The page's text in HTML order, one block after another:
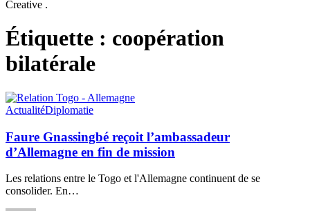
Creative .
Étiquette : coopération
bilatérale
ActualitéDiplomatie
Faure Gnassingbé reçoit l’ambassadeur
d’Allemagne en fin de mission
Les relations entre le Togo et l'Allemagne continuent de se
consolider. En…